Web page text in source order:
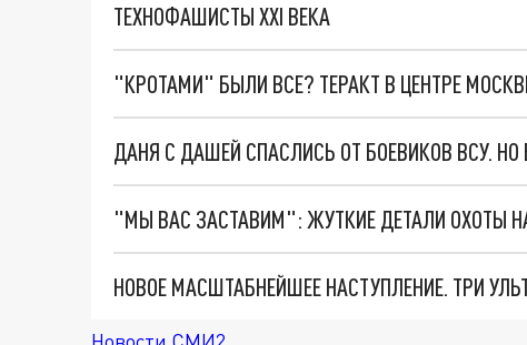
ТЕХНОФАШИСТЫ XXI ВЕКА
"КРОТАМИ" БЫЛИ ВСЕ? ТЕРАКТ В ЦЕНТРЕ
ДАНЯ С ДАШЕЙ СПАСЛИСЬ ОТ БОЕВИКОВ ВСУ.